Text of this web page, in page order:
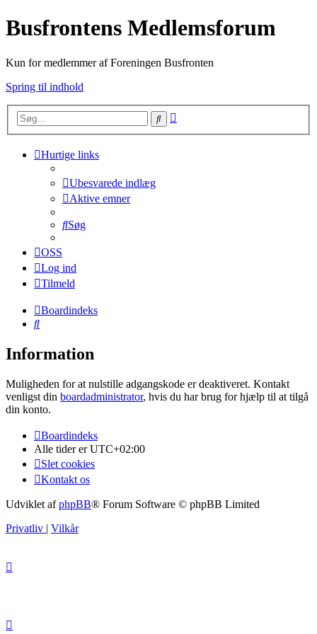
Busfrontens Medlemsforum
Kun for medlemmer af Foreningen Busfronten
Spring til indhold
Søg
Hurtige links
Ubesvarede indlæg
Aktive emner
Søg
OSS
Log ind
Tilmeld
Boardindeks
Søg
Information
Muligheden for at nulstille adgangskode er deaktiveret. Kontakt
venligst din boardadministrator, hvis du har brug for hjælp til at tilgå
din konto.
Boardindeks
Alle tider erUTC+02:00
Slet cookies
Kontakt os
Udviklet afphpBB® Forum Software © phpBB Limited
Privatliv | Vilkår